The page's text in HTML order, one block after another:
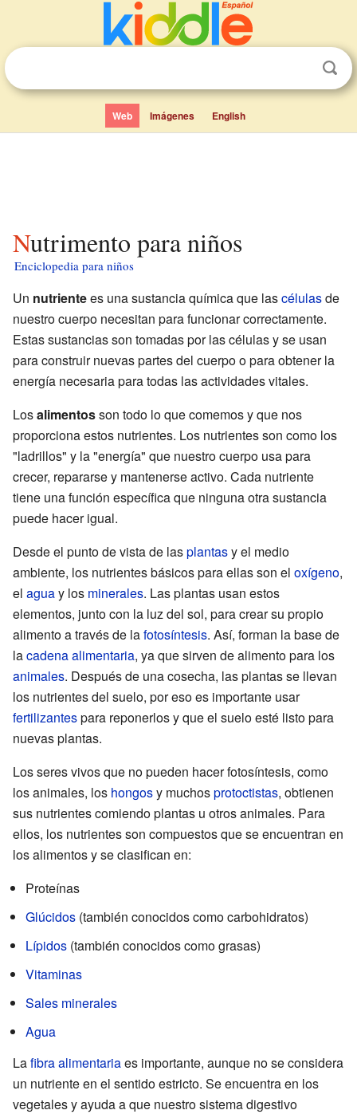
Web Imágenes English
Nutrimento para niños
Enciclopedia para niños
Un nutrientees una sustancia química que lascélulasde
nuestro cuerpo necesitan para funcionar correctamente.
Estas sustancias son tomadas por las células y se usan
para construir nuevas partes del cuerpo o para obtener la
energía necesaria para todas las actividades vitales.
Losalimentosson todo lo que comemos y que nos
proporciona estos nutrientes. Los nutrientes son como los
"ladrillos" y la "energía" que nuestro cuerpo usa para
crecer, repararse y mantenerse activo. Cada nutriente
tiene una función específica que ninguna otra sustancia
puede hacer igual.
Desde el punto de vista de lasplantasy el medio
ambiente, los nutrientes básicos para ellas son el oxígeno,
el aguay los minerales. Las plantas usan estos
elementos, junto con la luz del sol, para crear su propio
alimento a través de lafotosíntesis. Así, forman la base de
lacadena alimentaria, ya que sirven de alimento para los
animales. Después de una cosecha, las plantas se llevan
los nutrientes del suelo, por eso es importante usar
fertilizantespara reponerlos y que el suelo esté listo para
nuevas plantas.
Los seres vivos que no pueden hacer fotosíntesis, como
los animales, los hongosy muchosprotoctistas, obtienen
sus nutrientes comiendo plantas u otros animales. Para
ellos, los nutrientes son compuestos que se encuentran en
los alimentos y se clasifican en:
Proteínas
Glúcidos (también conocidos como carbohidratos)
Lípidos (también conocidos como grasas)
Vitaminas
Sales minerales
Agua
Lafibra alimentariaes importante, aunque no se considera
un nutriente en el sentido estricto. Se encuentra en los
vegetales y ayuda a que nuestro sistema digestivo